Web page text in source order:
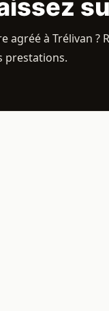
agréé à Trélivan
prestations.